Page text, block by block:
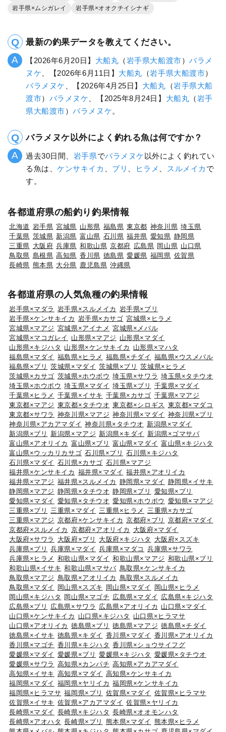
岩手県×ムシガレイ
岩手県×オオクチイシナギ
最新の釣果データを教えてください。
【2026年6月20日】 大船丸 （岩手県大船渡市）バラメ
ヌケ 、【2026年6月11日】 大船丸 （岩手県大船渡市）
バラメヌケ
、【2026年4月25日】 大船丸 （岩手県大船
渡市） バラメヌケ 、【2025年8月24日】 大船丸 （岩手
県大船渡市）バラメヌケ。
バラメヌケ以外によく釣れる魚は何ですか？
過去30日間、 岩手県でバラメヌケ 以外によく釣れてい
る魚は、ケンサキイカ ブリ ヒラメ スルメイカ で
す。
各都道府県の船釣り釣果情報
北海道 岩手県 宮城県 山形県 福島県 東京都 神奈川県 埼玉県
千葉県 茨城県 新潟県 富山県 石川県 福井県 愛知県 静岡県
三重県 大阪府 兵庫県 和歌山県 京都府 広島県 岡山県 山口県
鳥取県 島根県 高知県 香川県 徳島県 愛媛県 福岡県 佐賀県
長崎県 熊本県 大分県 鹿児島県 沖縄県
各都道府県の人気魚種の釣果情報
岩手県×マダラ 岩手県×スルメイカ 岩手県×ブリ
岩手県×ケンサキイカ 岩手県×カサゴ 宮城県×ヒラメ
宮城県×マアジ 宮城県×アイナメ 宮城県×メバル
宮城県×マコガレイ
山形県×マアジ 山形県×マダイ
山形県×キジハタ 山形県×ケンサキイカ
山形県×マハタ
福島県×マダイ 福島県×ヒラメ 福島県×チダイ 福島県×ウスメバル
福島県×ブリ
茨城県×マダイ 茨城県×ブリ
茨城県×ヒラメ
茨城県×カサゴ 茨城県×ホウボウ 埼玉県×サワラ 埼玉県×タチウオ
埼玉県×ホウボウ 埼玉県×マダイ 埼玉県×ブリ
千葉県×マダイ
千葉県×ヒラメ 千葉県×イサキ 千葉県×カサゴ 千葉県×マアジ
東京都×マアジ 東京都×タチウオ 東京都×シロギス 東京都×マダコ
東京都×サワラ 神奈川県×マアジ 神奈川県×マダイ 神奈川県×ブリ
神奈川県×アカアマダイ 神奈川県×タチウオ 新潟県×マダイ
新潟県×ブリ
新潟県×マアジ 新潟県×キダイ
新潟県×ゴマサバ
富山県×アオリイカ 富山県×ブリ 富山県×マダイ 富山県×キジハタ
富山県×ウッカリカサゴ 石川県×ブリ
石川県×キジハタ
石川県×マダイ 石川県×カサゴ 石川県×マアジ
福井県×ケンサキイカ 福井県×マダイ 福井県×アオリイカ
福井県×マアジ 福井県×スルメイカ 静岡県×マダイ 静岡県×イサキ
静岡県×マアジ 静岡県×タチウオ 静岡県×ブリ
愛知県×ブリ
愛知県×マダイ 愛知県×タチウオ 愛知県×ホウボウ 愛知県×マアジ
三重県×ブリ
三重県×マダイ 三重県×ヒラメ
三重県×カサゴ
三重県×マアジ 京都府×ケンサキイカ 京都府×ブリ
京都府×マダイ
京都府×スルメイカ 京都府×アオリイカ
大阪府×マダイ
大阪府×サワラ
大阪府×ブリ 大阪府×キジハタ
大阪府×スズキ
兵庫県×ブリ
兵庫県×マダイ 兵庫県×マダコ
兵庫県×サワラ
兵庫県×ヒラメ 和歌山県×マダイ 和歌山県×マアジ 和歌山県×ブリ
和歌山県×イサキ 和歌山県×マサバ 鳥取県×ケンサキイカ
鳥取県×マアジ 鳥取県×アオリイカ
鳥取県×スルメイカ
鳥取県×マダイ
岡山県×スズキ 岡山県×マダイ
岡山県×ヒラメ
岡山県×キジハタ 岡山県×マゴチ 広島県×マダイ 広島県×キジハタ
広島県×ブリ
広島県×サワラ 広島県×アオリイカ 山口県×マダイ
山口県×ケンサキイカ
山口県×キジハタ
山口県×ヒラマサ
山口県×アオリイカ 徳島県×ブリ 徳島県×マアジ 徳島県×チダイ
徳島県×イサキ 徳島県×キダイ 香川県×マダイ 香川県×アオリイカ
香川県×マゴチ 香川県×キジハタ 香川県×ショウサイフグ
愛媛県×マダイ 愛媛県×ブリ 愛媛県×キジハタ 愛媛県×タチウオ
愛媛県×サワラ 高知県×カンパチ 高知県×アカアマダイ
高知県×イサキ 高知県×マダイ 高知県×ケンサキイカ
福岡県×マダイ 福岡県×ヤリイカ 福岡県×ケンサキイカ
福岡県×ヒラマサ 福岡県×ブリ 佐賀県×マダイ 佐賀県×ヒラマサ
佐賀県×イサキ 佐賀県×アカアマダイ 佐賀県×ヤリイカ
長崎県×マダイ 長崎県×キジハタ 長崎県×オオモンハタ
長崎県×アオハタ 長崎県×ブリ 熊本県×マダイ 熊本県×ヒラメ